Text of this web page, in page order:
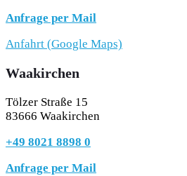
Anfrage per Mail
Anfahrt (Google Maps)
Waakirchen
Tölzer Straße 15
83666 Waakirchen
+49 8021 8898 0
Anfrage per Mail